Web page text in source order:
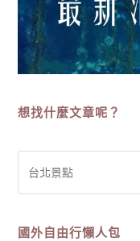
想找什麼文章呢？
尋
國外自由行懶人包